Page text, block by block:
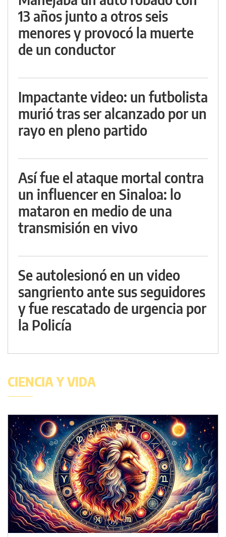
13 años junto a otros seis
menores y provocó la muerte
de un conductor
Impactante video: un futbolista
murió tras ser alcanzado por un
rayo en pleno partido
Así fue el ataque mortal contra
un influencer en Sinaloa: lo
mataron en medio de una
transmisión en vivo
Se autolesionó en un video
sangriento ante sus seguidores
y fue rescatado de urgencia por
la Policía
CIENCIA Y VIDA